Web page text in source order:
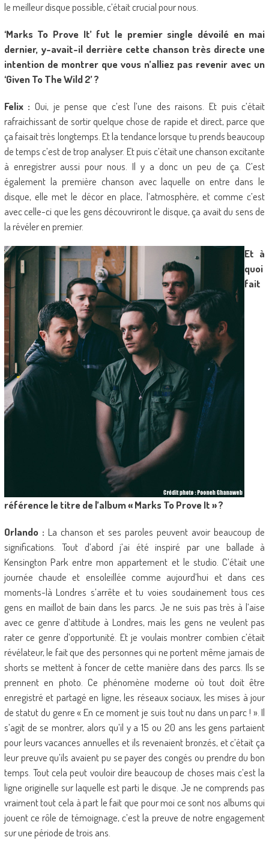
le meilleur disque possible, c’était crucial pour nous.
‘Marks To Prove It’ fut le premier single dévoilé en mai
dernier, y-avait-il derrière cette chanson très directe une
intention de montrer que vous n’alliez pas revenir avec un
‘Given To The Wild 2’ ?
Felix : Oui, je pense que c’est l’une des raisons. Et puis c’était
rafraichissant de sortir quelque chose de rapide et direct, parce que
ça faisait très longtemps. Et la tendance lorsque tu prends beaucoup
de temps c’est de trop analyser. Et puis c’était une chanson excitante
à enregistrer aussi pour nous. Il y a donc un peu de ça. C’est
également la première chanson avec laquelle on entre dans le
disque, elle met le décor en place, l’atmosphère, et comme c’est
avec celle-ci que les gens découvriront le disque, ça avait du sens de
la révéler en premier.
Et à
quoi
fait
référence le titre de l’album « Marks To Prove It » ?
Orlando : La chanson et ses paroles peuvent avoir beaucoup de
significations. Tout d’abord j’ai été inspiré par une ballade à
Kensington Park entre mon appartement et le studio. C’était une
journée chaude et ensoleillée comme aujourd’hui et dans ces
moments-là Londres s’arrête et tu voies soudainement tous ces
gens en maillot de bain dans les parcs. Je ne suis pas très à l’aise
avec ce genre d’attitude à Londres, mais les gens ne veulent pas
rater ce genre d’opportunité. Et je voulais montrer combien c’était
révélateur, le fait que des personnes qui ne portent même jamais de
shorts se mettent à foncer de cette manière dans des parcs. Ils se
prennent en photo. Ce phénomène moderne où tout doit être
enregistré et partagé en ligne, les réseaux sociaux, les mises à jour
de statut du genre « En ce moment je suis tout nu dans un parc ! ». Il
s’agit de se montrer, alors qu’il y a 15 ou 20 ans les gens partaient
pour leurs vacances annuelles et ils revenaient bronzés, et c’était ça
leur preuve qu’ils avaient pu se payer des congés ou prendre du bon
temps. Tout cela peut vouloir dire beaucoup de choses mais c’est la
ligne originelle sur laquelle est parti le disque. Je ne comprends pas
vraiment tout cela à part le fait que pour moi ce sont nos albums qui
jouent ce rôle de témoignage, c’est la preuve de notre engagement
sur une période de trois ans.